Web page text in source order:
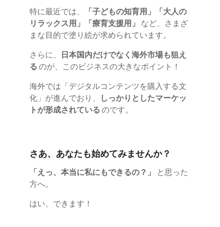
特に最近では、
「子どもの知育用」「大人の
リラックス用」「療育支援用」
など、さまざ
まな目的で塗り絵が求められています。
さらに、
日本国内だけでなく海外市場も狙え
る のが、このビジネスの大きなポイント！
海外では「デジタルコンテンツを購入する文
化」が進んでおり、
しっかりとしたマーケッ
トが形成されている のです。
さあ、あなたも始めてみませんか？
「えっ、本当に私にもできるの？」
と思った
方へ。
はい、できます！